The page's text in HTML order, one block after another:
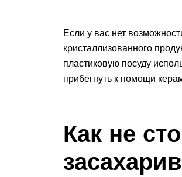
Если у вас нет
кристаллизованного
пластиковую посуду
прибегнуть к помощи
Как не